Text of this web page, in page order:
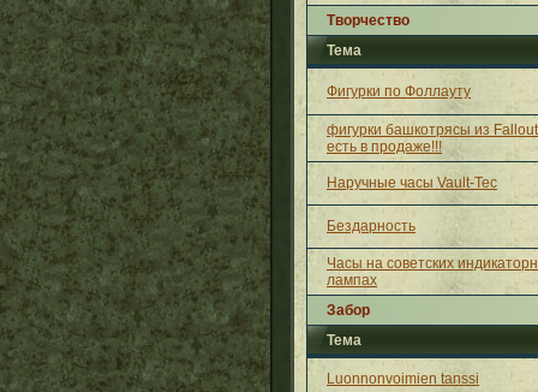
Творчество
Тема
Фигурки по Фоллауту
фигурки башкотрясы из
есть в продаже!!!
Наручные часы Vault-Tec
Бездарность
Часы на советских
лампах
Забор
Тема
Luonnonvoimien tanssi